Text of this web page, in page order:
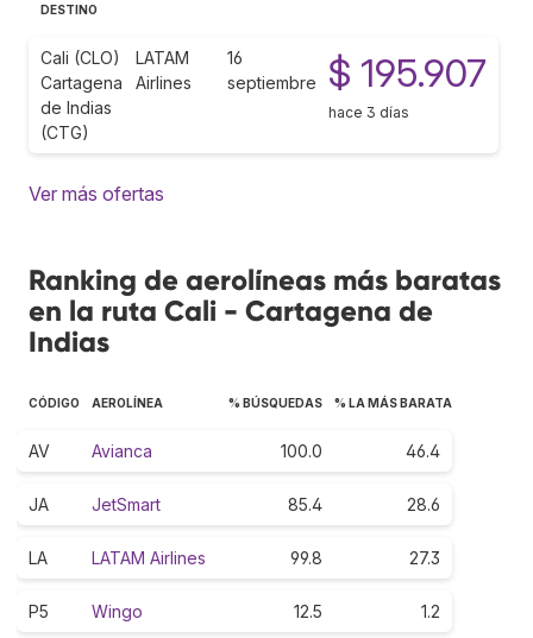
DESTINO
Cali (CLO)
Cartagena
de Indias
(CTG)
LATAM
Airlines
16
septiembre
$ 195.907
hace 3 días
Ver más ofertas
Ranking de aerolíneas más baratas
en la ruta Cali - Cartagena de
Indias
CÓDIGO AEROLÍNEA % BÚSQUEDAS % LA MÁS BARATA
AV Avianca 100.0 46.4
JA JetSmart 85.4 28.6
LA LATAM Airlines 99.8 27.3
P5 Wingo 12.5 1.2